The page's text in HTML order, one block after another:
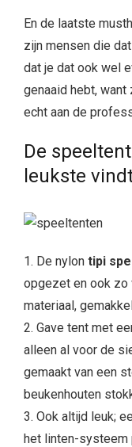
En de laatste
zijn mensen die
dat je dat ook wel
genaaid hebt,
echt aan de
De
leukste
1. De nylon tipi
opgezet en ook zo
materiaal,
2. Gave tent met
alleen al voor de
gemaakt van een
beukenhouten
3. Ook altijd leuk;
het linten-systeem